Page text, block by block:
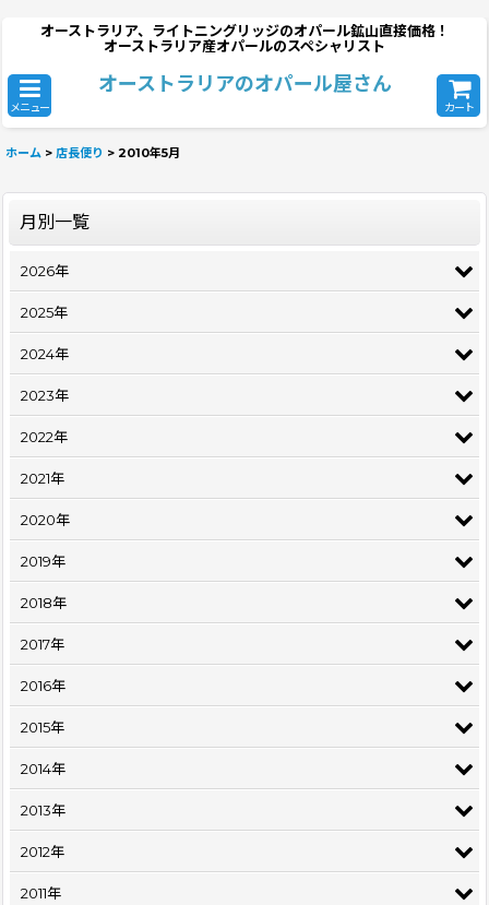
オーストラリア、ライトニングリッジのオパール鉱山直接価格！
オーストラリア産オパールのスペシャリスト
メニュー
オーストラリアのオパール屋さん
カート
ホーム > 店長便り > 2010年5月
月別一覧
2026年
2025年
2024年
2023年
2022年
2021年
2020年
2019年
2018年
2017年
2016年
2015年
2014年
2013年
2012年
2011年